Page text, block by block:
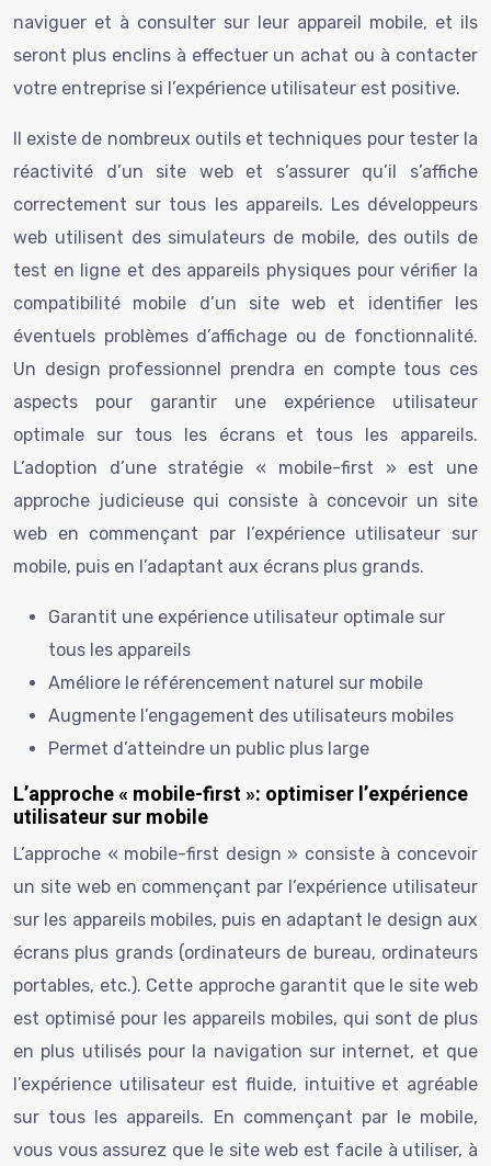
naviguer et à consulter sur leur appareil mobile, et ils
seront plus enclins à effectuer un achat ou à contacter
votre entreprise si l’expérience utilisateur est positive.
Il existe de nombreux outils et techniques pour tester la
réactivité d’un site web et s’assurer qu’il s’affiche
correctement sur tous les appareils. Les développeurs
web utilisent des simulateurs de mobile, des outils de
test en ligne et des appareils physiques pour vérifier la
compatibilité mobile d’un site web et identifier les
éventuels problèmes d’affichage ou de fonctionnalité.
Un design professionnel prendra en compte tous ces
aspects pour garantir une expérience utilisateur
optimale sur tous les écrans et tous les appareils.
L’adoption d’une stratégie « mobile-first » est une
approche judicieuse qui consiste à concevoir un site
web en commençant par l’expérience utilisateur sur
mobile, puis en l’adaptant aux écrans plus grands.
Garantit une expérience utilisateur optimale sur
tous les appareils
Améliore le référencement naturel sur mobile
Augmente l’engagement des utilisateurs mobiles
Permet d’atteindre un public plus large
L’approche « mobile-first »: optimiser l’expérience
utilisateur sur mobile
L’approche « mobile-first design » consiste à concevoir
un site web en commençant par l’expérience utilisateur
sur les appareils mobiles, puis en adaptant le design aux
écrans plus grands (ordinateurs de bureau, ordinateurs
portables, etc.). Cette approche garantit que le site web
est optimisé pour les appareils mobiles, qui sont de plus
en plus utilisés pour la navigation sur internet, et que
l’expérience utilisateur est fluide, intuitive et agréable
sur tous les appareils. En commençant par le mobile,
vous vous assurez que le site web est facile à utiliser, à